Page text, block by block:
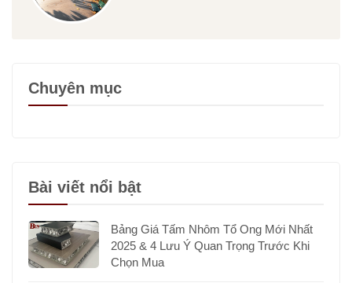
Chuyên mục
Bài viết nổi bật
Bảng Giá Tấm Nhôm Tổ Ong Mới Nhất
2025 & 4 Lưu Ý Quan Trọng Trước Khi
Chọn Mua